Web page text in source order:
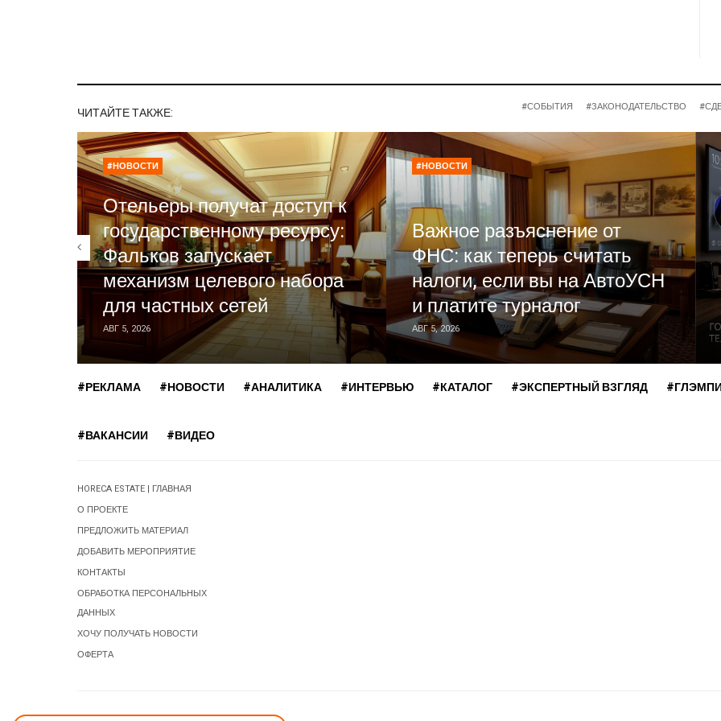
ЧИТАЙТЕ ТАКЖЕ: #СОБЫТИЯ #ЗАКОНОДАТЕЛЬСТВО
#НОВОСТИ
Отельеры получат доступ к
государственному ресурсу:
Фальков запускает
механизм целевого набора
для частных сетей
АВГ 5, 2026
#НОВОСТИ
Важное разъяснение от
ФНС: как теперь считать
налоги, если вы на АвтоУСН
и платите турналог
АВГ 5, 2026
#РЕКЛАМА #НОВОСТИ #АНАЛИТИКА #ИНТЕРВЬЮ #КАТАЛОГ #ЭКСПЕРТНЫЙ ВЗГЛЯД
#ВАКАНСИИ #ВИДЕО
HORECA ESTATE | ГЛАВНАЯ
О ПРОЕКТЕ
ПРЕДЛОЖИТЬ МАТЕРИАЛ
ДОБАВИТЬ МЕРОПРИЯТИЕ
КОНТАКТЫ
ОБРАБОТКА ПЕРСОНАЛЬНЫХ
ДАННЫХ
ХОЧУ ПОЛУЧАТЬ НОВОСТИ
ОФЕРТА